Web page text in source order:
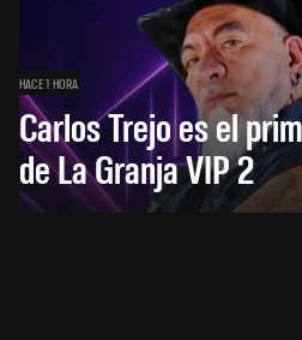
HACE 1 HORA
Carlos Trejo es el
de La Granja VIP 2